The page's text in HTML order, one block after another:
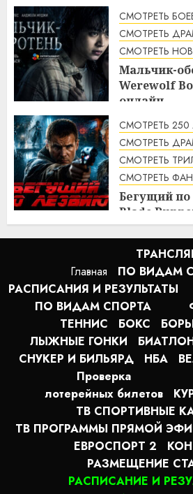
3:10
СМОТРЕТЬ
СМОТРЕТЬ
СМОТРЕТЬ
Мальчик-
Werewolf
онлайн
3:10
СМОТРЕТЬ
СМОТРЕТЬ
СМОТРЕТЬ
СМОТРЕТЬ
Бегущий по
Blade
онлайн
Главная
ПО ВИДАМ
РАСПИСАНИЯ И РЕЗУЛЬТАТЫ
ПО ВИДАМ СПОРТА
ТЕННИС
БОКС
ЛЫЖНЫЕ ГОНКИ
СНУКЕР И БИЛЬЯРД
НБА
Проверка
лотерейных билетов
ТВ СПОРТИВНЫЕ
ТВ ПРОГРАММЫ ПРЯМОЙ
ЕВРОСПОРТ 2
РАЗМЕЩЕНИЕ
РАСПИСАНИЕ И